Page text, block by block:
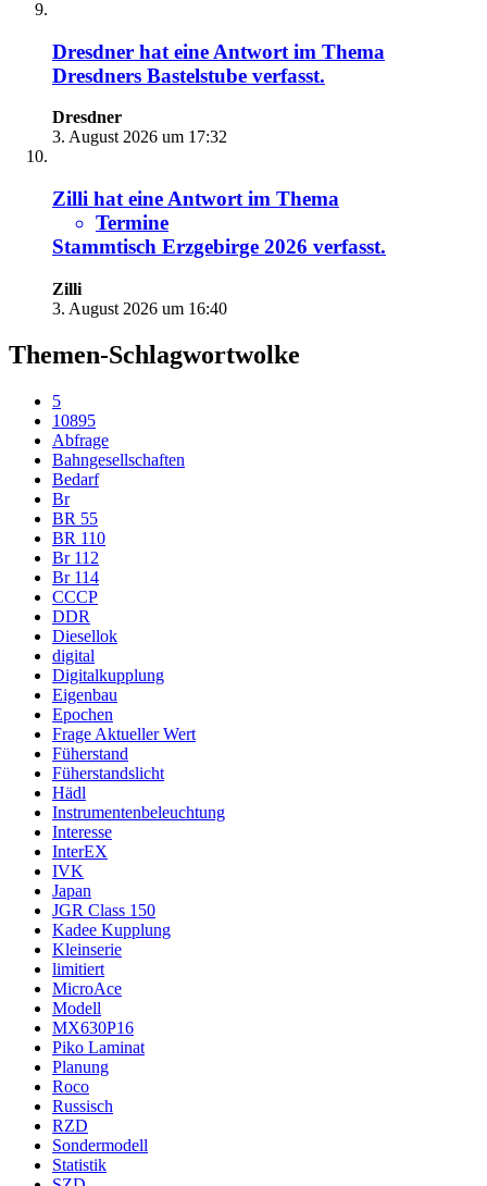
Dresdner hat eine Antwort im Thema
Dresdners Bastelstube verfasst.
Dresdner
3. August 2026 um 17:32
Zilli hat eine Antwort im Thema
Termine
Stammtisch Erzgebirge 2026 verfasst.
Zilli
3. August 2026 um 16:40
Themen-Schlagwortwolke
5
10895
Abfrage
Bahngesellschaften
Bedarf
Br
BR 55
BR 110
Br 112
Br 114
CCCP
DDR
Diesellok
digital
Digitalkupplung
Eigenbau
Epochen
Frage Aktueller Wert
Füherstand
Füherstandslicht
Hädl
Instrumentenbeleuchtung
Interesse
InterEX
IVK
Japan
JGR Class 150
Kadee Kupplung
Kleinserie
limitiert
MicroAce
Modell
MX630P16
Piko Laminat
Planung
Roco
Russisch
RZD
Sondermodell
Statistik